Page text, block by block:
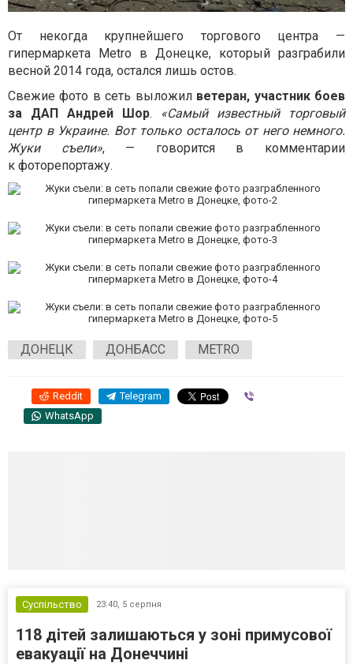
От некогда крупнейшего торгового центра —
гипермаркета Metro в Донецке, который разграбили
весной 2014 года, остался лишь остов.
Свежие фото в сеть выложил ветеран, участник боев
за ДАП Андрей Шор.
«Самый известный торговый
центр в Украине. Вот только осталось от него немного.
Жуки съели», — говорится в комментарии
к фоторепортажу.
ДОНЕЦК ДОНБАСС METRO
Reddit Telegram
WhatsApp
Суспільство 23:40, 5 серпня
118 дітей залишаються у зоні примусової
евакуації на Донеччині